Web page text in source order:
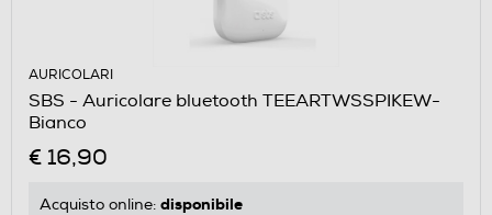
AURICOLARI
SBS - Auricolare bluetooth TEEARTWSSPIKEW-
Bianco
€ 16,90
Acquisto online: disponibile